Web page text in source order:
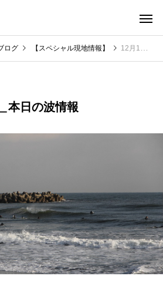
ログ 【スペシャル現地情報】 12月16日（金）＿本日の波情報
本日の波情報